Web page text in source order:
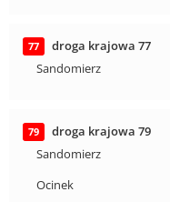
77
droga krajowa 77
Sandomierz
79
droga krajowa 79
Sandomierz
Ocinek